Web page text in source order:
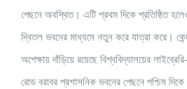
পেছনে অবস্থিত। এটি প্রথম দিকে প্রতিষ্ঠিত
দ্বিতল ভবনের মাধ্যমে নতুন করে যাত্রা করে।
অপেক্ষায় দাঁড়িয়ে রয়েছে বিশ্ববিদ্যালয়ের
রোড বরাবর প্রশাসনিক ভবনের পেছনে পশ্চিম